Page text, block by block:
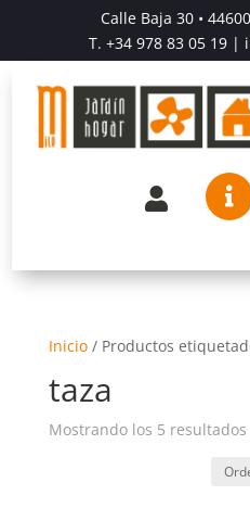
Calle Baja 30 •
T. +34 978 83 05 19|
 
Inicio/ Productos
taza
Mostrando los 5 resultados